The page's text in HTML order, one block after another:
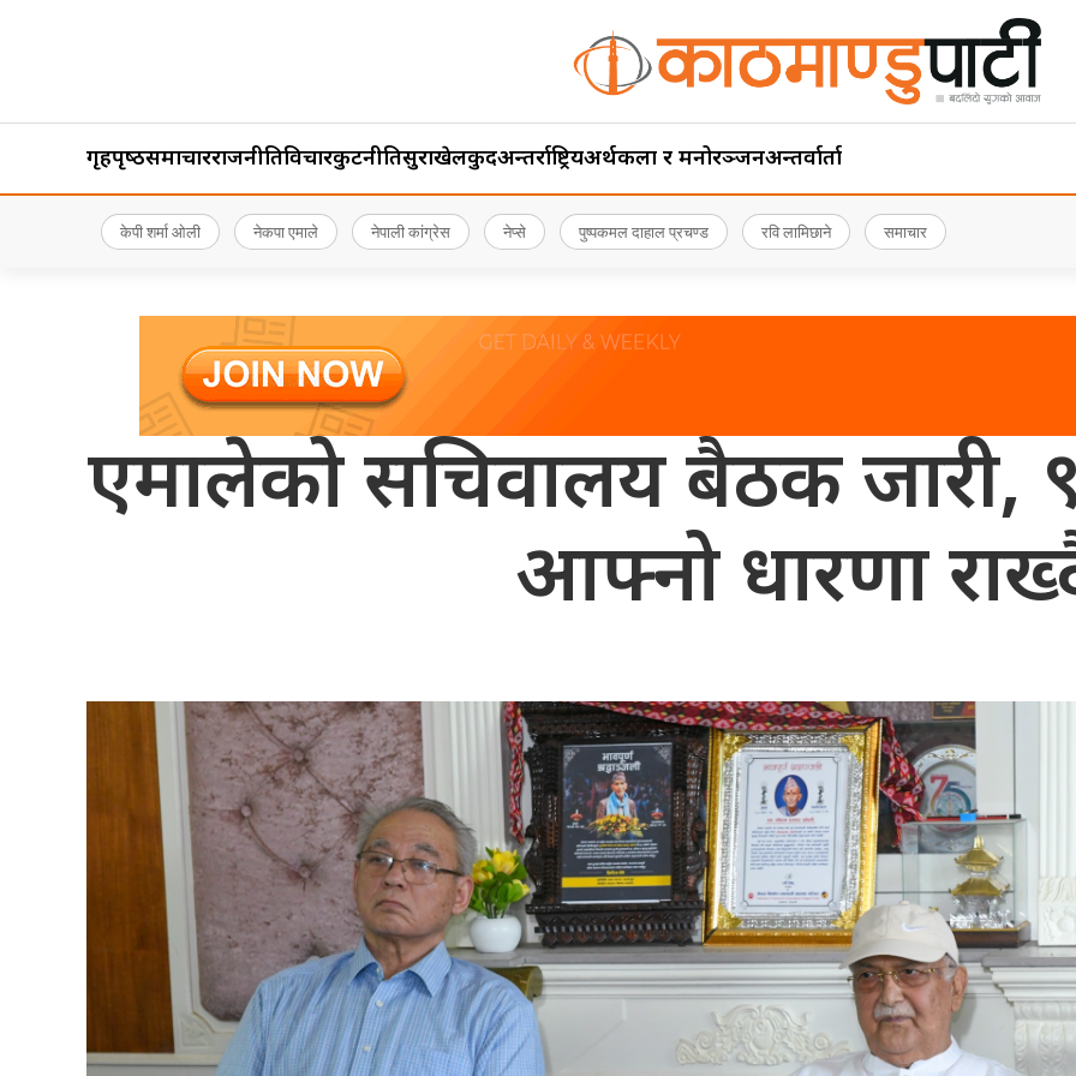
गृहपृष्‍ठसमाचारराजनीतिविचारकुटनीतिसुरक्षाखेलकुदअन्तर्राष्ट्रियअर्थकला र मनोरञ्जनअन्तर्वार्ता
केपी शर्मा ओली नेकपा एमाले नेपाली कांग्रेस नेप्से पुष्पकमल दाहाल प्रचण्ड रवि लामिछाने समाचार
एमालेको सचिवालय बैठक जारी,
आफ्नो धारणा